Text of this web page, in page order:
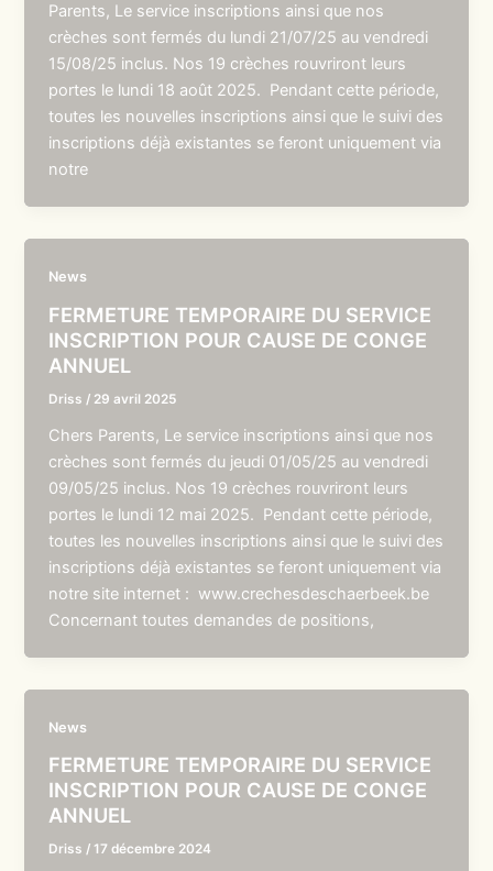
Parents, Le service inscriptions ainsi que nos
crèches sont fermés du lundi 21/07/25 au vendredi
15/08/25 inclus. Nos 19 crèches rouvriront leurs
portes le lundi 18 août 2025. Pendant cette période,
toutes les nouvelles inscriptions ainsi que le suivi des
inscriptions déjà existantes se feront uniquement via
notre
News
FERMETURE TEMPORAIRE DU SERVICE
INSCRIPTION POUR CAUSE DE CONGE
ANNUEL
Driss / 29 avril 2025
Chers Parents, Le service inscriptions ainsi que nos
crèches sont fermés du jeudi 01/05/25 au vendredi
09/05/25 inclus. Nos 19 crèches rouvriront leurs
portes le lundi 12 mai 2025. Pendant cette période,
toutes les nouvelles inscriptions ainsi que le suivi des
inscriptions déjà existantes se feront uniquement via
notre site internet : www.crechesdeschaerbeek.be
Concernant toutes demandes de positions,
News
FERMETURE TEMPORAIRE DU SERVICE
INSCRIPTION POUR CAUSE DE CONGE
ANNUEL
Driss /17 décembre 2024